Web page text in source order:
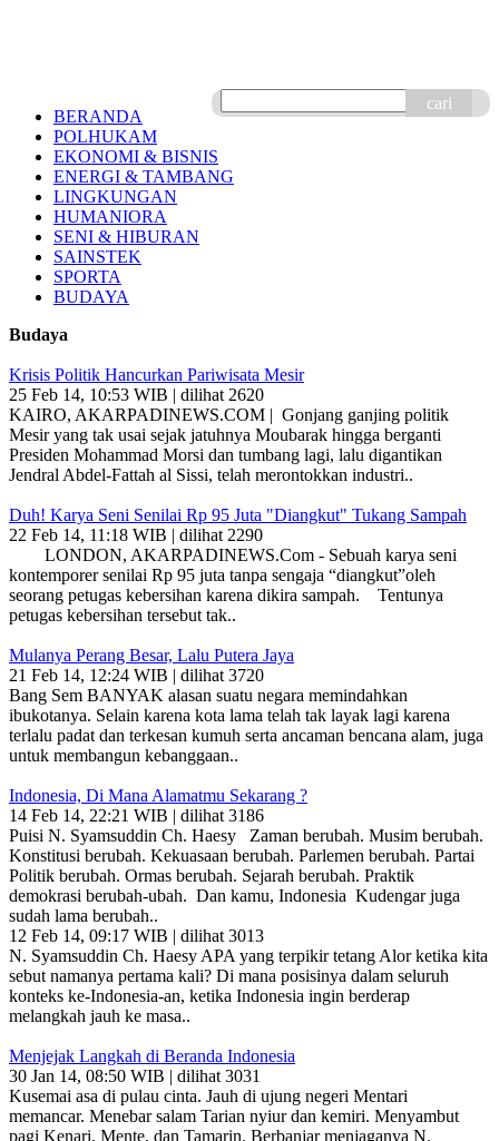
cari
BERANDA
POLHUKAM
EKONOMI & BISNIS
ENERGI & TAMBANG
LINGKUNGAN
HUMANIORA
SENI & HIBURAN
SAINSTEK
SPORTA
BUDAYA
Budaya
Krisis Politik Hancurkan Pariwisata Mesir
25 Feb 14, 10:53 WIB | dilihat 2620
KAIRO, AKARPADINEWS.COM | Gonjang ganjing politik
Mesir yang tak usai sejak jatuhnya Moubarak hingga berganti
Presiden Mohammad Morsi dan tumbang lagi, lalu digantikan
Jendral Abdel-Fattah al Sissi, telah merontokkan industri..
Duh! Karya Seni Senilai Rp 95 Juta "Diangkut" Tukang Sampah
22 Feb 14, 11:18 WIB | dilihat 2290
LONDON, AKARPADINEWS.Com - Sebuah karya seni
kontemporer senilai Rp 95 juta tanpa sengaja “diangkut”oleh
seorang petugas kebersihan karena dikira sampah. Tentunya
petugas kebersihan tersebut tak..
Mulanya Perang Besar, Lalu Putera Jaya
21 Feb 14, 12:24 WIB | dilihat 3720
Bang Sem BANYAK alasan suatu negara memindahkan
ibukotanya. Selain karena kota lama telah tak layak lagi karena
terlalu padat dan terkesan kumuh serta ancaman bencana alam, juga
untuk membangun kebanggaan..
Indonesia, Di Mana Alamatmu Sekarang ?
14 Feb 14, 22:21 WIB | dilihat 3186
Puisi N. Syamsuddin Ch. Haesy Zaman berubah. Musim berubah.
Konstitusi berubah. Kekuasaan berubah. Parlemen berubah. Partai
Politik berubah. Ormas berubah. Sejarah berubah. Praktik
demokrasi berubah-ubah. Dan kamu, Indonesia Kudengar juga
sudah lama berubah..
12 Feb 14, 09:17 WIB | dilihat 3013
N. Syamsuddin Ch. Haesy APA yang terpikir tetang Alor ketika kita
sebut namanya pertama kali? Di mana posisinya dalam seluruh
konteks ke-Indonesia-an, ketika Indonesia ingin berderap
melangkah jauh ke masa..
Menjejak Langkah di Beranda Indonesia
30 Jan 14, 08:50 WIB | dilihat 3031
Kusemai asa di pulau cinta. Jauh di ujung negeri Mentari
memancar. Menebar salam Tarian nyiur dan kemiri. Menyambut
pagi Kenari, Mente, dan Tamarin. Berbanjar menjaganya N.